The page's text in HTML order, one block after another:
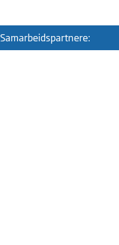
Samarbeidspartnere: